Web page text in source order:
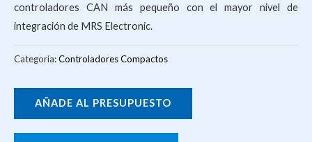
controladores CAN más pequeño con el mayor nivel de
integración de MRS Electronic.
Categoría:Controladores Compactos
AÑADE AL PRESUPUESTO